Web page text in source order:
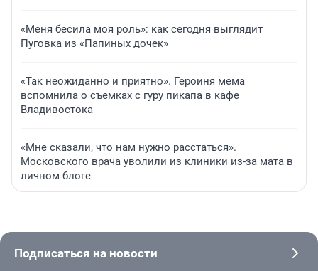
«Меня бесила моя роль»: как сегодня выглядит
Пуговка из «Папиных дочек»
«Так неожиданно и приятно». Героиня мема
вспомнила о съемках с гуру пикапа в кафе
Владивостока
«Мне сказали, что нам нужно расстаться».
Московского врача уволили из клиники из-за мата в
личном блоге
Подписаться на новости